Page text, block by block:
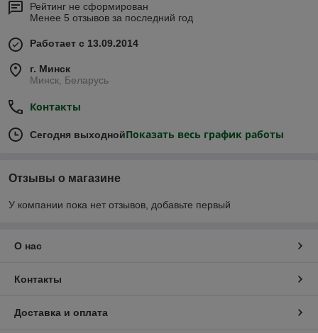
Рейтинг не сформирован
Менее 5 отзывов за последний год
Работает с 13.09.2014
г. Минск
Минск, Беларусь
Контакты
Сегодня выходнойПоказать весь график работы
Отзывы о магазине
У компании пока нет отзывов, добавьте первый
О нас
Контакты
Доставка и оплата